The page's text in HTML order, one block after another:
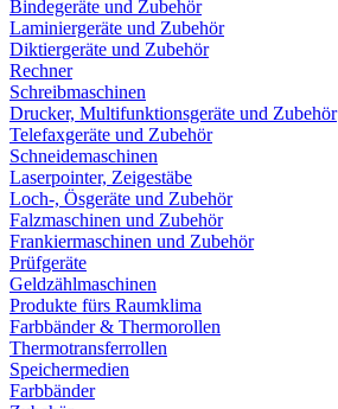
Bindegeräte und Zubehör
Laminiergeräte und Zubehör
Diktiergeräte und Zubehör
Rechner
Schreibmaschinen
Drucker, Multifunktionsgeräte und Zubehör
Telefaxgeräte und Zubehör
Schneidemaschinen
Laserpointer, Zeigestäbe
Loch-, Ösgeräte und Zubehör
Falzmaschinen und Zubehör
Frankiermaschinen und Zubehör
Prüfgeräte
Geldzählmaschinen
Produkte fürs Raumklima
Farbbänder & Thermorollen
Thermotransferrollen
Speichermedien
Farbbänder